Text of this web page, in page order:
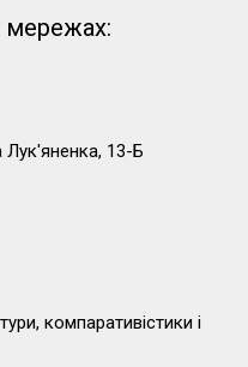
мережах:
Лук'яненка, 13-Б
компаративістики і